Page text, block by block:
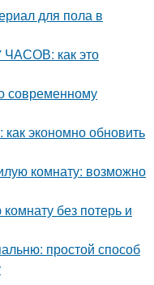
для пола в
как это
современному
экономно обновить
комнату: возможно
без потерь и
простой способ